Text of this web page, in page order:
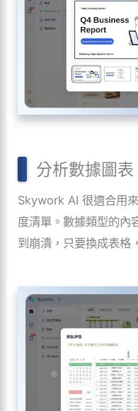
分析數據圖表
Skywork AI 很適合用
度清單。數據類型的內
到崩潰，只要換成表格